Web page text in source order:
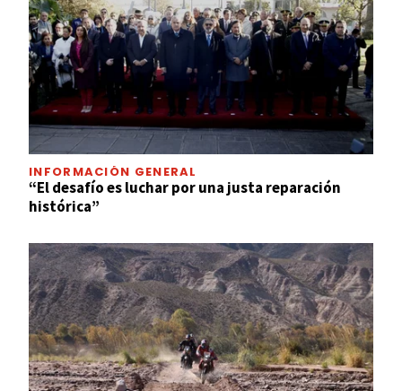
INFORMACIÓN GENERAL
“El desafío es luchar por una justa reparación
histórica”